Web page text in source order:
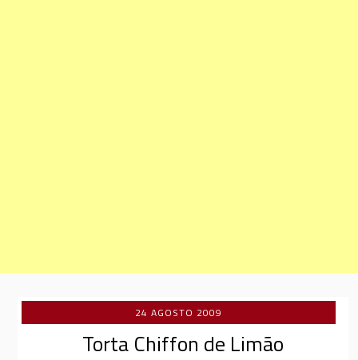
24 AGOSTO 2009
Torta Chiffon de Limão